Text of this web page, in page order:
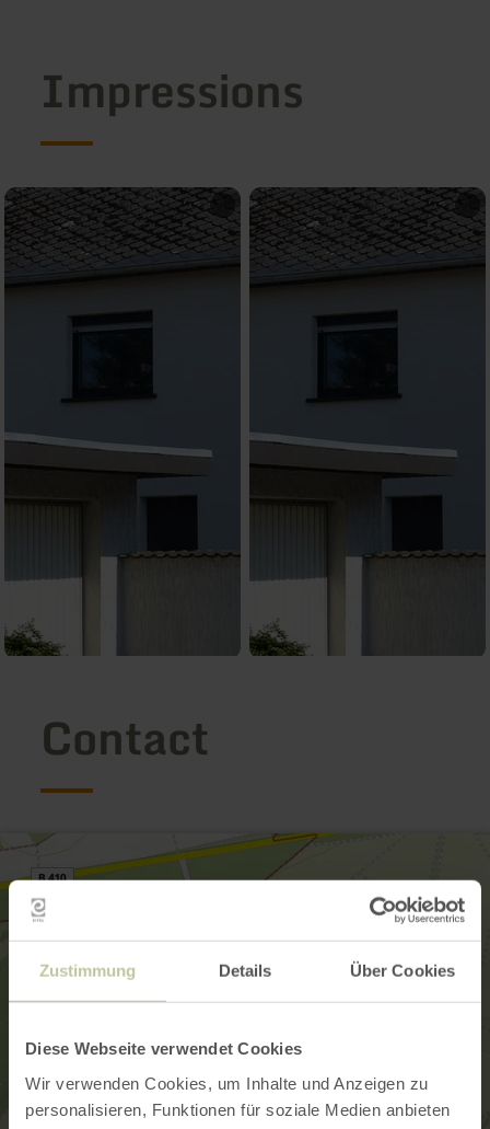
Zustimmung Details Über Cookies
Diese Webseite verwendet Cookies
Wir verwenden Cookies, um Inhalte und Anzeigen zu
personalisieren, Funktionen für soziale Medien anbieten
Impressions
Contact